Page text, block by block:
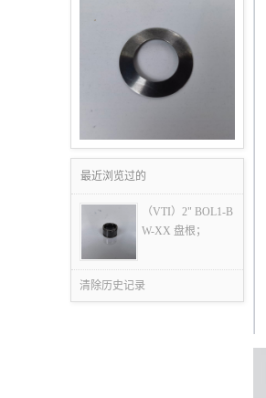
最近浏览过的
（VTI）2" BOL1-B
W-XX 盘根；
清除历史记录